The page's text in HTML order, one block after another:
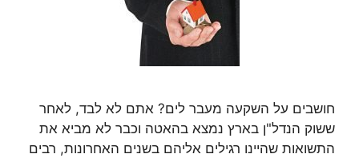
חושבים על השקעה מעבר לים? אתם לא לבד, לאחר
ששוק הנדל"ן בארץ נמצא בהאטה וכבר לא מביא את
התשואות שהיינו רגילים אליהם בשנים האחרונות, רבים